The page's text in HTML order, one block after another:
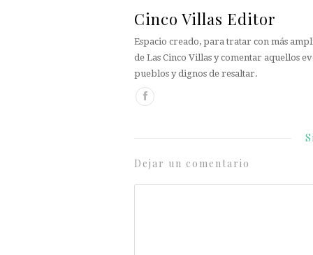
Cinco Villas Editor
Espacio creado, para tratar con más
de Las Cinco Villas y comentar aquellos
pueblos y dignos de resaltar.
Dejar un comentario